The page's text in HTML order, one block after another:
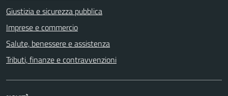
Giustizia e sicurezza pubblica
Imprese e commercio
Salute, benessere e assistenza
Tributi, finanze e contravvenzioni